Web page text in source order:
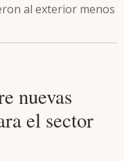
al exterior menos
nuevas
el sector